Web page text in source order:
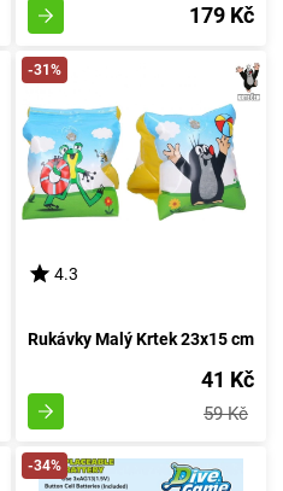
179 Kč
-31%
4.3
Rukávky Malý Krtek 23x15 cm
41 Kč
59 Kč
-34%